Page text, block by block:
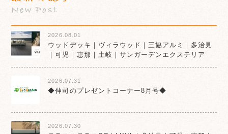
New Post
2026.08.01
ウッドデッキ｜ヴィラウッド｜三協アルミ｜多治見
｜可児｜恵那｜土岐｜サンガーデンエクステリア
2026.07.31
◆伸司のプレゼントコーナー8月号◆
2026.07.30